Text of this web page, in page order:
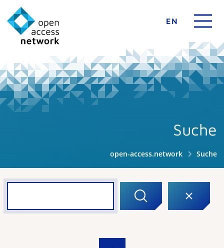
EN
Suche
open-access.network Suche